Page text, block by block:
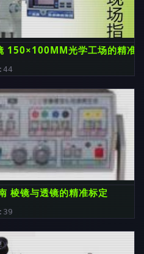
150×100MM光学工场的精准
棱镜与透镜的精准标定